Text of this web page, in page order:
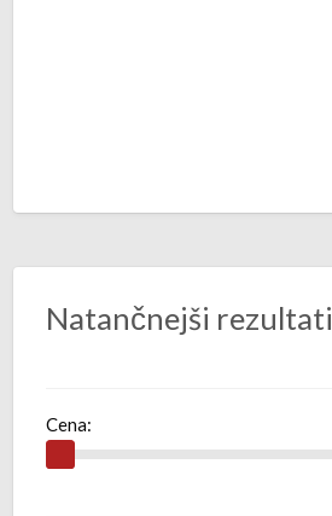
Natančnejši rezultati
Cena: